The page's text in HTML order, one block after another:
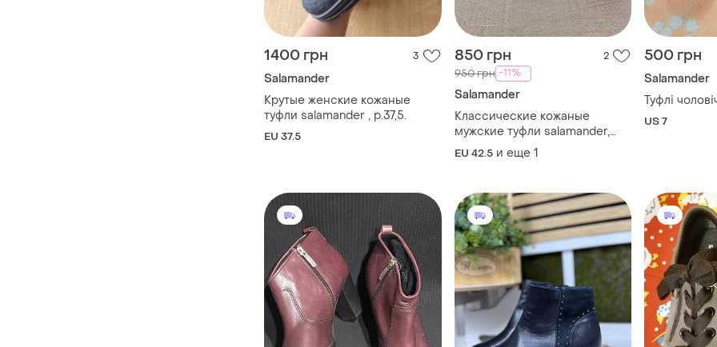
1400 грн 3
Salamander
Крутые женские кожаные
туфли salamander , р.37,5.
EU 37.5
850 грн 2
950 грн -11%
Salamander
Классические кожаные
мужские туфли salamander,
размер 43
EU 42.5 и еще 1
500 грн
Salamander
Туфлі
US 7